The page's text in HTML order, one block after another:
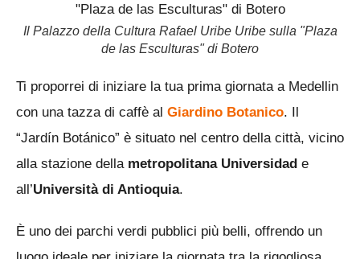
Il Palazzo della Cultura Rafael Uribe Uribe sulla "Plaza
de las Esculturas" di Botero
Ti proporrei di iniziare la tua prima giornata a Medellin
con una tazza di caffè al Giardino Botanico. Il
“Jardín Botánico” è situato nel centro della città, vicino
alla stazione della metropolitana Universidad e
all’Università di Antioquia.
È uno dei parchi verdi pubblici più belli, offrendo un